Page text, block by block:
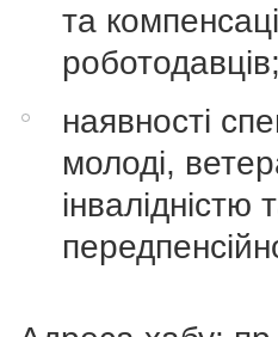
та
роботодавців;
наявності
молоді,
інвалідністю